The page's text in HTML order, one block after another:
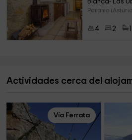
Blanca- Las
Paramo
4 2
Actividades cerca del
Vía Ferrata